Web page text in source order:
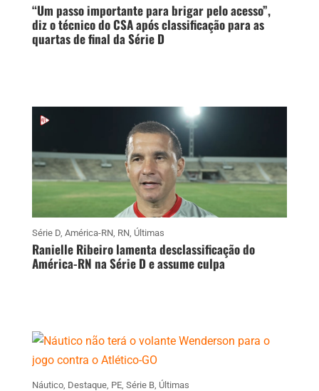
“Um passo importante para brigar pelo acesso”,
diz o técnico do CSA após classificação para as
quartas de final da Série D
Série D, América-RN, RN, Últimas
Ranielle Ribeiro lamenta desclassificação do
América-RN na Série D e assume culpa
Náutico, Destaque, PE, Série B, Últimas